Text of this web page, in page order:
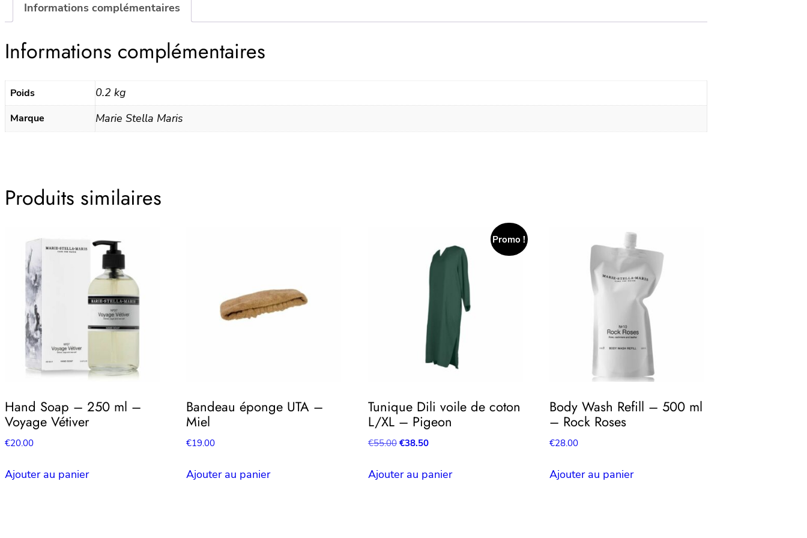
Informations complémentaires
Informations complémentaires
Poids 0.2 kg
Marque Marie Stella Maris
Produits similaires
Hand Soap – 250 ml –
Voyage Vétiver
€20.00
Ajouter au panier
Bandeau éponge UTA –
Miel
€19.00
Ajouter au panier
Promo !
Tunique Dili voile de coton
L/XL – Pigeon
€55.00Le
initial
€38.50Le
actuel
Ajouter au panier
Body Wash Refill – 500 ml
– Rock Roses
€28.00
Ajouter au panier